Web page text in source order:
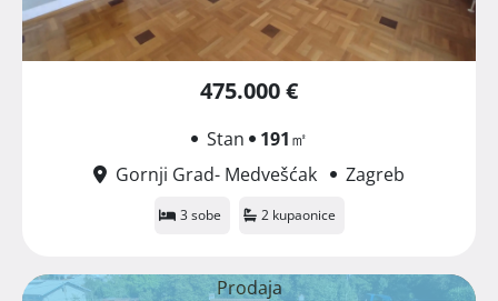
475.000 €
Stan 191㎡
Gornji Grad- Medvešćak
Zagreb
3 sobe 2 kupaonice
Prodaja